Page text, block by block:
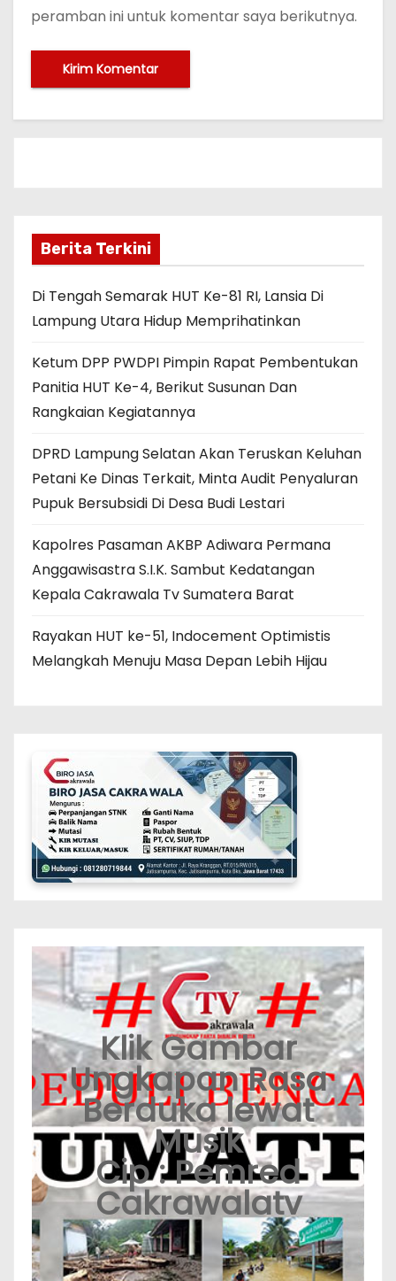
peramban ini untuk komentar saya berikutnya.
Berita Terkini
Di Tengah Semarak HUT Ke-81 RI, Lansia Di
Lampung Utara Hidup Memprihatinkan
Ketum DPP PWDPI Pimpin Rapat Pembentukan
Panitia HUT Ke-4, Berikut Susunan Dan
Rangkaian Kegiatannya
DPRD Lampung Selatan Akan Teruskan Keluhan
Petani Ke Dinas Terkait, Minta Audit Penyaluran
Pupuk Bersubsidi Di Desa Budi Lestari
Kapolres Pasaman AKBP Adiwara Permana
Anggawisastra S.I.K. Sambut Kedatangan
Kepala Cakrawala Tv Sumatera Barat
Rayakan HUT ke-51, Indocement Optimistis
Melangkah Menuju Masa Depan Lebih Hijau
Klik Gambar
Ungkapan Rasa
Berduka lewat
Musik
Cip : Pemred
Cakrawalatv